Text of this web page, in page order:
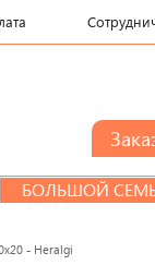
СЕМЬЕ
- Heralgi